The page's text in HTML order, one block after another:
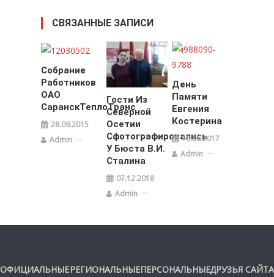
СВЯЗАННЫЕ ЗАПИСИ
Собрание
Работников
ОАО
СаранскТеплоТранс
28.09.2015
Admin
Гости Из
Северной
Осетии
Сфотографировались
У Бюста В.И.
Сталина
07.12.2018
Admin
День
Памяти
Евгения
Костерина
19.06.2017
Admin
ОФИЦИАЛЬНЫЕРЕГИОНАЛЬНЫЕПЕРСОНАЛЬНЫЕДРУЗЬЯ САЙТА